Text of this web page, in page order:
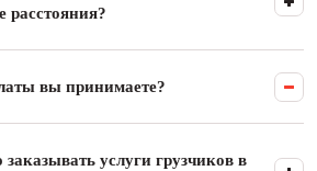
расстояния?
вы принимаете?
услуги грузчиков в